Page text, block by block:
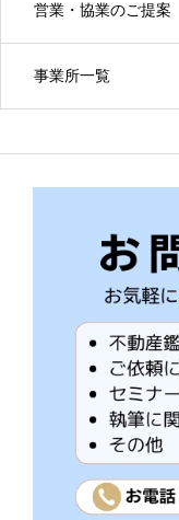
営業・協業のご提案
事業所一覧